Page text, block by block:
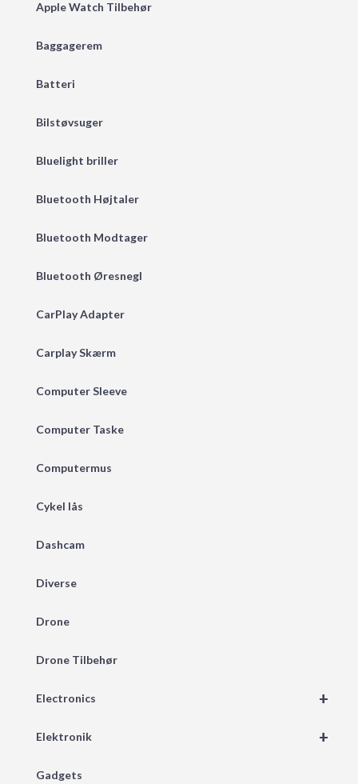
Apple Watch Tilbehør
Baggagerem
Batteri
Bilstøvsuger
Bluelight briller
Bluetooth Højtaler
Bluetooth Modtager
Bluetooth Øresnegl
CarPlay Adapter
Carplay Skærm
Computer Sleeve
Computer Taske
Computermus
Cykel lås
Dashcam
Diverse
Drone
Drone Tilbehør
+
Electronics
+
Elektronik
Gadgets